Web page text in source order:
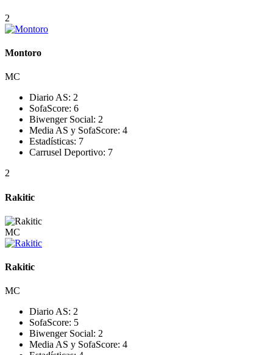
2
Montoro
MC
Diario AS: 2
SofaScore: 6
Biwenger Social: 2
Media AS y SofaScore: 4
Estadísticas: 7
Carrusel Deportivo: 7
2
Rakitic
MC
Rakitic
MC
Diario AS: 2
SofaScore: 5
Biwenger Social: 2
Media AS y SofaScore: 4